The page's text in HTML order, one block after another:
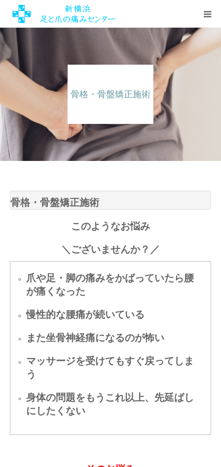
骨格・骨盤矯正施術
骨格・骨盤矯正施術
このようなお悩み
＼ございませんか？／
爪や足・脚の痛みをかばっていたら腰
が痛くなった
慢性的な腰痛が続いている
また坐骨神経痛になるのが怖い
マッサージを受けてもすぐ戻ってしま
う
身体の問題をもうこれ以上、先延ばし
にしたくない
初めての方へ
料金・施術の流れ
施設情報・アクセス
ご予約・お問い合わせ